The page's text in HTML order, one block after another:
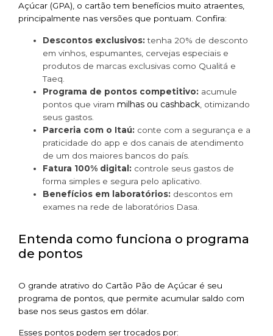
Açúcar (GPA), o cartão tem benefícios muito atraentes,
principalmente nas versões que pontuam. Confira:
Descontos exclusivos: tenha 20% de desconto
em vinhos, espumantes, cervejas especiais e
produtos de marcas exclusivas como Qualitá e
Taeq.
Programa de pontos competitivo: acumule
pontos que viram milhas ou cashback , otimizando
seus gastos.
Parceria com o Itaú: conte com a segurança e a
praticidade do app e dos canais de atendimento
de um dos maiores bancos do país.
Fatura 100% digital: controle seus gastos de
forma simples e segura pelo aplicativo.
Benefícios em laboratórios: descontos em
exames na rede de laboratórios Dasa.
Entenda como funciona o programa
de pontos
O grande atrativo do Cartão Pão de Açúcar é seu
programa de pontos, que permite acumular saldo com
base nos seus gastos em dólar.
Esses pontos podem ser trocados por: